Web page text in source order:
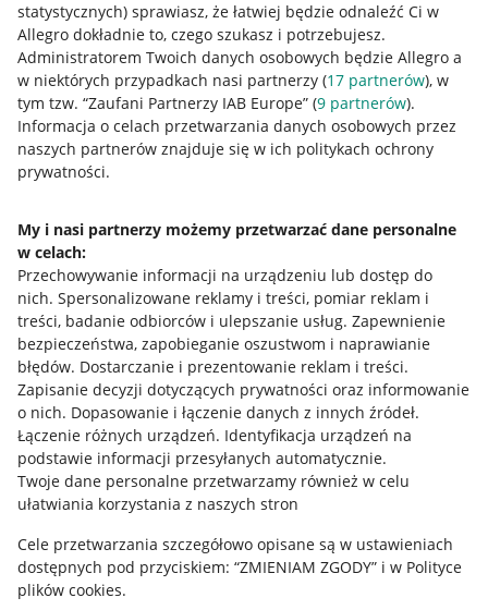
statystycznych) sprawiasz, że łatwiej będzie odnaleźć Ci w
Allegro dokładnie to, czego szukasz i potrzebujesz.
Administratorem Twoich danych osobowych będzie Allegro a
w niektórych przypadkach nasi partnerzy (17 partnerów), w
tym tzw. “Zaufani Partnerzy IAB Europe” (9 partnerów).
Informacja o celach przetwarzania danych osobowych przez
naszych partnerów znajduje się w ich politykach ochrony
prywatności.
My i nasi partnerzy możemy przetwarzać dane personalne
w celach:
Przechowywanie informacji na urządzeniu lub dostęp do
nich. Spersonalizowane reklamy i treści, pomiar reklam i
treści, badanie odbiorców i ulepszanie usług. Zapewnienie
bezpieczeństwa, zapobieganie oszustwom i naprawianie
błędów. Dostarczanie i prezentowanie reklam i treści.
Zapisanie decyzji dotyczących prywatności oraz informowanie
o nich. Dopasowanie i łączenie danych z innych źródeł.
Łączenie różnych urządzeń. Identyfikacja urządzeń na
podstawie informacji przesyłanych automatycznie.
Twoje dane personalne przetwarzamy również w celu
ułatwiania korzystania z naszych stron
Cele przetwarzania szczegółowo opisane są w ustawieniach
dostępnych pod przyciskiem: “ZMIENIAM ZGODY” i w Polityce
plików cookies.
Przydatne informacje
Jak to działa
Allegro Gadane dla sprzedających
Allegro Gadane dla kupujących
Mapa miejscowości
Informacje prawne
Regulamin
Polityka plików "cookies"
Ustawienia plików "cookies"
Udostępnianie lokalizacji
Informacje dla Aktu o Usługach Cyfrowych